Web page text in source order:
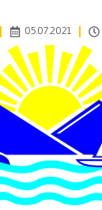
05.07.2021